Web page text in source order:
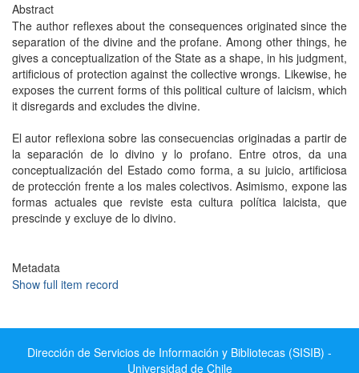
Abstract
The author reflexes about the consequences originated since the
separation of the divine and the profane. Among other things, he
gives a conceptualization of the State as a shape, in his judgment,
artificious of protection against the collective wrongs. Likewise, he
exposes the current forms of this political culture of laicism, which
it disregards and excludes the divine.
El autor reflexiona sobre las consecuencias originadas a partir de
la separación de lo divino y lo profano. Entre otros, da una
conceptualización del Estado como forma, a su juicio, artificiosa
de protección frente a los males colectivos. Asimismo, expone las
formas actuales que reviste esta cultura política laicista, que
prescinde y excluye de lo divino.
Metadata
Show full item record
Dirección de Servicios de Información y Bibliotecas (SISIB) -
Universidad de Chile